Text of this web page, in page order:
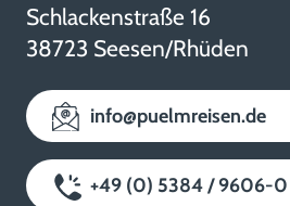
Schlackenstraße 16
38723 Seesen/Rhüden
info@puelmreisen.de
+49 (0) 5384 / 9606-0